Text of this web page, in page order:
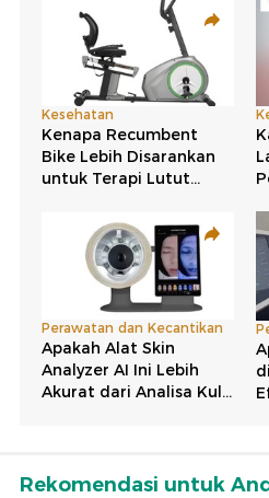
Rekomendasi untuk